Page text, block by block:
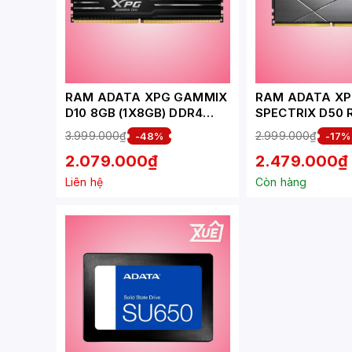
RAM ADATA XPG GAMMIX
D10 8GB (1X8GB) DDR4
3200MHZ
(AX4U32008G16A-SB10)
(BLACK)
3.999.000₫ -48%
2.079.000₫
Liên hệ
RAM ADATA
SPECTRIX D50
8GB (1X8GB)
3200MHZ
2.999.000₫ -17%
2.479.000₫
Còn hàng